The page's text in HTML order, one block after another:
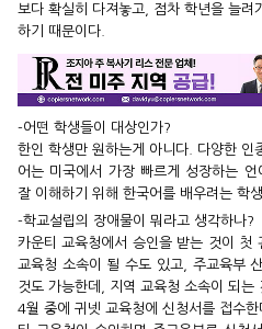
보다 확실히 다져놓고, 점차 학년을 늘려
하기 때문이다.
-어떤 학생들이 대상인가?
한인 학생만 원하는게 아니다. 다양한 인
어는 미국에서 가장 빠르게 성장하는 언
잘 이해하기 위해 한국어를 배우려는 학
-학교설립의 장애물이 뭐라고 생각하나?
카운티 교육청에서 승인을 받는 것이 첫
교육청 소속이 될 수도 있고, 주교육부
것도 가능한데, 지역 교육청 소속이 되는
4월 중에 귀넷 교육청에 신청서를 접수